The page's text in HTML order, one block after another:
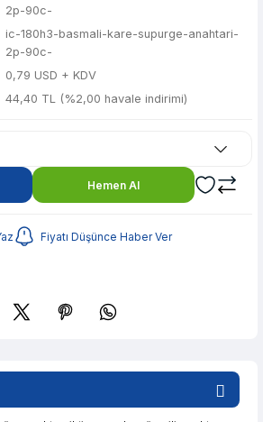
2p-90c-
ic-180h3-basmali-kare-supurge-anahtari-
2p-90c-
0,79 USD + KDV
44,40 TL (%2,00 havale indirimi)
Hemen Al
Fiyatı Düşünce Haber Ver